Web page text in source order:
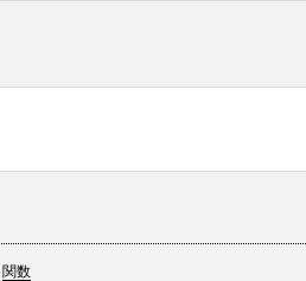
関数